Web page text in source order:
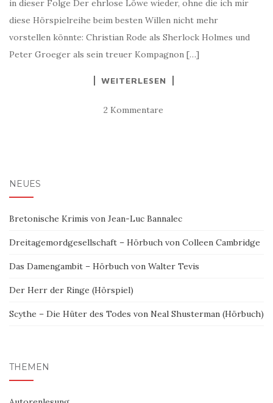
in dieser Folge Der ehrlose Löwe wieder, ohne die ich mir
diese Hörspielreihe beim besten Willen nicht mehr
vorstellen könnte: Christian Rode als Sherlock Holmes und
Peter Groeger als sein treuer Kompagnon […]
WEITERLESEN
2 Kommentare
NEUES
Bretonische Krimis von Jean-Luc Bannalec
Dreitagemordgesellschaft – Hörbuch von Colleen Cambridge
Das Damengambit – Hörbuch von Walter Tevis
Der Herr der Ringe (Hörspiel)
Scythe – Die Hüter des Todes von Neal Shusterman (Hörbuch)
THEMEN